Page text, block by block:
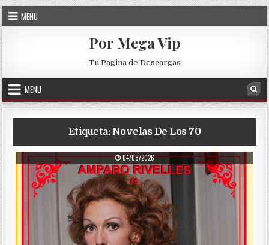
Skip to content
MENU
Por Mega Vip
Tu Pagina de Descargas
MENU
Etiqueta: Novelas De Los 70
PUBLISHED DATE:
04/08/2026